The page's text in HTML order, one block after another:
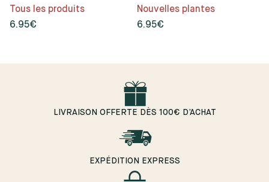
6.95€
Tous les produits
6.95€
Nouvelles plantes
LIVRAISON OFFERTE DÈS 100€ D’ACHAT
EXPÉDITION EXPRESS